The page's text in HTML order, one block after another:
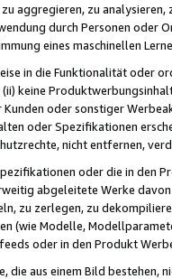
aggregieren, zu
durch Personen
eines maschinellen
in die Funktionalität oder
(ii) keine
oder sonstiger
oder Spezifikationen
nicht entfernen,
oder die in
abgeleitete Werke
zu zerlegen, zu
(wie Modelle,
oder in den Produkt
die aus einem Bild bestehen,